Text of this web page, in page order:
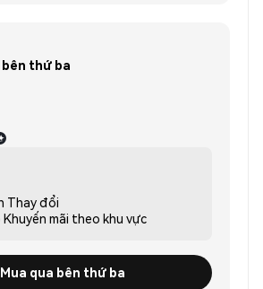
thứ ba
Thay đổi
Khuyến mãi theo khu vực
Mua qua bên thứ ba